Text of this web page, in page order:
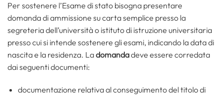
Per sostenere l’Esame di stato bisogna presentare
domanda di ammissione su carta semplice presso la
segreteria dell’università o istituto di istruzione universitaria
presso cui si intende sostenere gli esami, indicando la data di
nascita e la residenza. Ladomandadeve essere corredata
dai seguenti documenti:
documentazione relativa al conseguimento del titolo di